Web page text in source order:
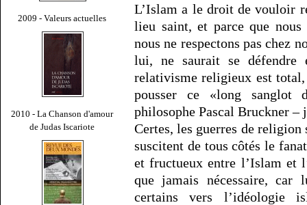
2009 - Valeurs actuelles
2010 - La Chanson d'amour
de Judas Iscariote
L’Islam a le droit de vouloir
lieu saint, et parce que nous
nous ne respectons pas chez
lui, ne saurait se défendre
relativisme religieux est
pousser ce «long sanglot
philosophe Pascal Bruckner –
Certes, les guerres de religion
suscitent de tous côtés le
et fructueux entre l’Islam et
que jamais nécessaire,
certains vers l’idéologie